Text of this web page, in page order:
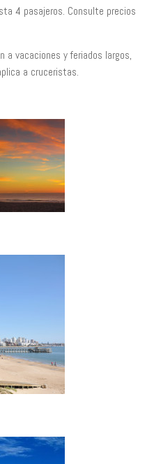
4 pasajeros. Consulte precios
vacaciones y feriados largos,
a cruceristas.